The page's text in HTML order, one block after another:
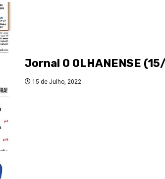
Jornal O OLHANENSE
15 de Julho, 2022